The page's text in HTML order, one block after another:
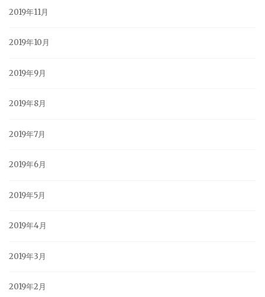
2019年11月
2019年10月
2019年9月
2019年8月
2019年7月
2019年6月
2019年5月
2019年4月
2019年3月
2019年2月